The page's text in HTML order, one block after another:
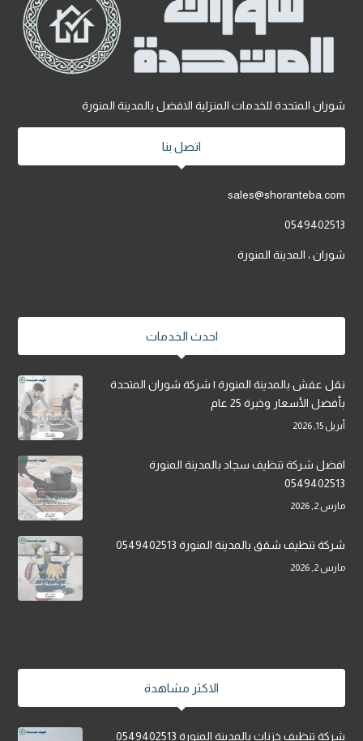
شوران المتحدة للخدمات المنزلية الافضل بالمدينة المنورة
اتصل بنا
sales@shoranteba.com
0549402513
شوران ، المدينة المنورة
احدث الخدمات
نقل عفش بالمدينة المنورة | شركة شوران المتحدة
بأفضل الأسعار وخبرة 25 عام
أبريل 15, 2026
افضل شركة تنظيف سجاد بالمدينة المنورة
0549402513
مارس 2, 2026
شركة تنظيف شقق بالمدينة المنورة 0549402513
مارس 2, 2026
الاكثر مشاهدة
شركة تنظيف خزنات بالمدينة المنورة 0549402513